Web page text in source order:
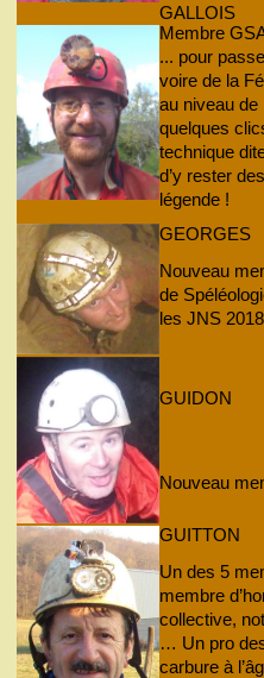
GALLOIS
Membre
... pour
voire de la
au niveau de
quelques
technique
d’y rester
légende !
GEORGES
Nouveau
de
les JNS
GUIDON
Nouveau
GUITTON
Un des 5
membre
collective,
… Un pro
carbure à